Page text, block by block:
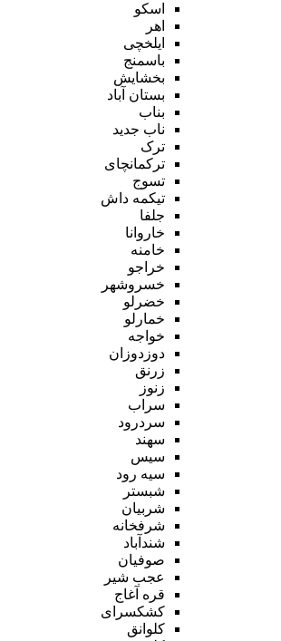
اسکو
اهر
ایلخچی
باسمنج
بخشایش
بستان آباد
بناب
ناب جدید
ترک
ترکمانچای
تسوج
تیکمه داش
جلفا
خاروانا
خامنه
خراجو
خسروشهر
خضرلو
خمارلو
خواجه
دوزدوزان
زرنق
زنوز
سراب
سردرود
سهند
سیس
سیه رود
شبستر
شربیان
شرفخانه
شندآباد
صوفیان
عجب شیر
قره آغاج
کشکسرای
کلوانق